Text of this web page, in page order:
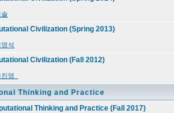
솔
Civilization (Spring 2013)
영석
Civilization (Fall 2012)
영_
Thinking and Practice
Thinking and Practice (Fall 2017)